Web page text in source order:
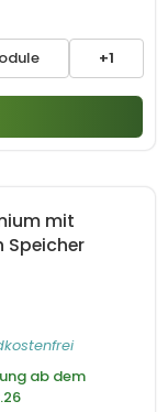
+1
mit
Speicher
ab dem